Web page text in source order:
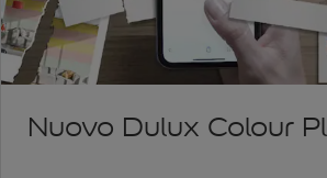
Nuovo Dulux Colour